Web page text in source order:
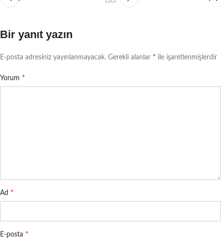
Bir yanıt yazın
E-posta adresiniz yayınlanmayacak. Gerekli alanlar * ile işaretlenmişlerdir
Yorum *
Ad *
E-posta *